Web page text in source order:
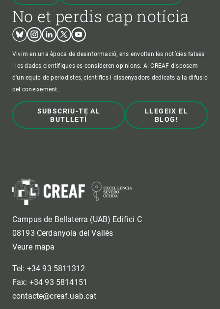
No et perdis cap notícia
BlueskyInstagram
LinkedinTwitterYoutube
Vivim en una època de desinformació, ens envolten les notícies falses
i les dades científiques es consideren opinions. Al CREAF disposem
d'un equip de periodistes, científics i dissenyadors dedicats a la difusió
del coneixement.
SUBSCRIU-TE AL
BUTLLETÍ
LLEGEIX EL
BLOG!
Campus de Bellaterra (UAB) Edifici C
08193 Cerdanyola del Vallès
Veure mapa
Tel: +34 93 5811312
Fax: +34 93 5814151
contacte@creaf.uab.cat